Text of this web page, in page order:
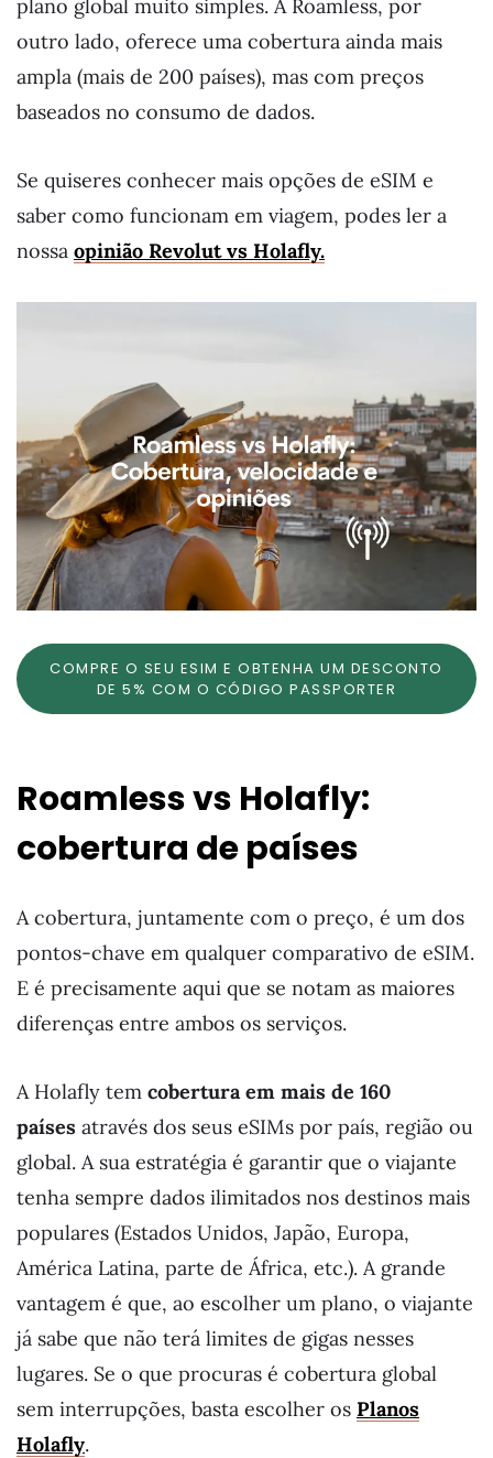
plano global muito simples. A Roamless, por
outro lado, oferece uma cobertura ainda mais
ampla (mais de 200 países), mas com preços
baseados no consumo de dados.
Se quiseres conhecer mais opções de eSIM e
saber como funcionam em viagem, podes ler a
nossa opinião Revolut vs Holafly.
COMPRE O SEU ESIM E OBTENHA UM DESCONTO
DE 5% COM O CÓDIGO PASSPORTER
Roamless vs Holafly:
cobertura de países
A cobertura, juntamente com o preço, é um dos
pontos-chave em qualquer comparativo de eSIM.
E é precisamente aqui que se notam as maiores
diferenças entre ambos os serviços.
A Holafly tem cobertura em mais de 160
países através dos seus eSIMs por país, região ou
global. A sua estratégia é garantir que o viajante
tenha sempre dados ilimitados nos destinos mais
populares (Estados Unidos, Japão, Europa,
América Latina, parte de África, etc.). A grande
vantagem é que, ao escolher um plano, o viajante
já sabe que não terá limites de gigas nesses
lugares. Se o que procuras é cobertura global
sem interrupções, basta escolher os Planos
Holafly.